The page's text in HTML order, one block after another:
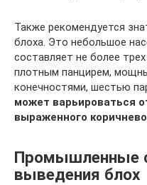
Также рекомендуется
блоха. Это небольшое
составляет не более
плотным панцирем,
конечностями, шестью
может варьироваться
выраженного
Промышленные
выведения блох